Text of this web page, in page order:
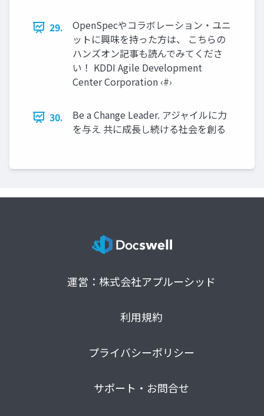
29.
OpenSpecやコラボレーション・ユニ
ットに興味を持った方は、 こちらの
ハンズオン記事も読んでみてくださ
い！ KDDI Agile Development
Center Corporation ‹#›
30.
Be a Change Leader. アジャイルに力
を与え 共に成長し続ける社会を創る
運営：株式会社アプルーシッド
利用規約
プライバシーポリシー
サポート・お問合せ